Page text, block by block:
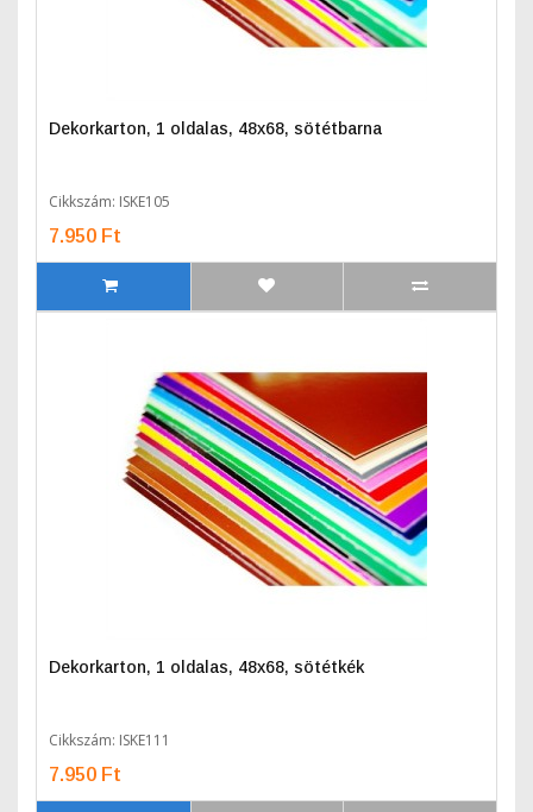
Dekorkarton, 1 oldalas, 48x68, sötétbarna
Cikkszám: ISKE105
7.950 Ft
Dekorkarton, 1 oldalas, 48x68, sötétkék
Cikkszám: ISKE111
7.950 Ft